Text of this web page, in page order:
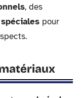
, des
pour